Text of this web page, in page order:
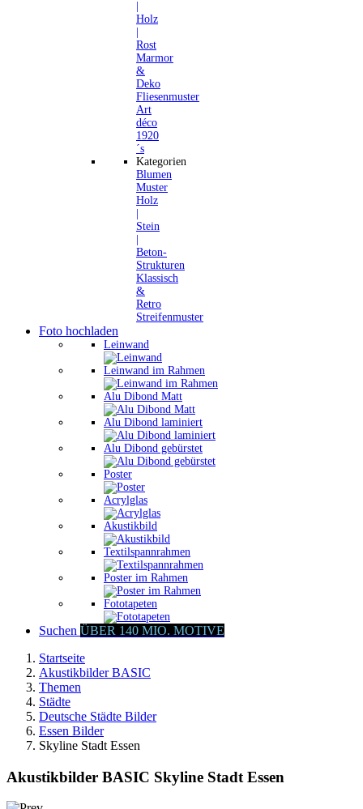
Holz
Rost
Marmor
&
Deko
Fliesenmuster
Art
déco
1920
´s
Kategorien
Blumen
Muster
Holz
Stein
Beton-
Strukturen
Klassisch
&
Retro
Streifenmuster
Foto hochladen
Leinwand
Leinwand im Rahmen
Alu Dibond Matt
Alu Dibond laminiert
Alu Dibond gebürstet
Poster
Acrylglas
Akustikbild
Textilspannrahmen
Poster im Rahmen
Fototapeten
Suchen ÜBER 140 MIO. MOTIVE
Startseite
Akustikbilder BASIC
Themen
Städte
Deutsche Städte Bilder
Essen Bilder
Skyline Stadt Essen
Akustikbilder BASIC Skyline Stadt Essen